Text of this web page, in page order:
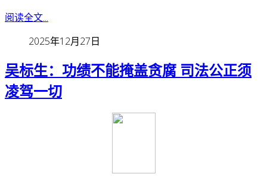
阅读全文...
2025年12月27日
吴标生：功绩不能掩盖贪腐 司法公正须
凌驾一切